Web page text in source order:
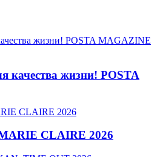
качества жизни! POSTA
CLAIRE 2026